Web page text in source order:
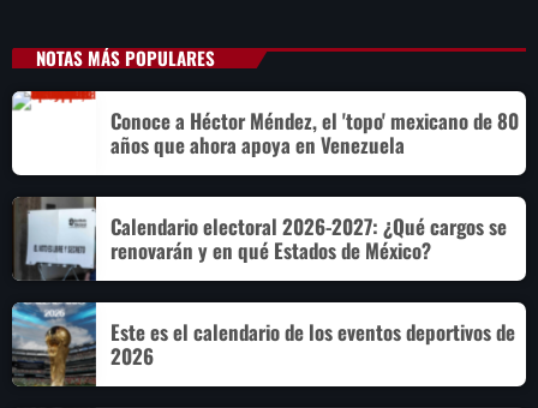
NOTAS MÁS POPULARES
Conoce a Héctor Méndez, el 'topo' mexicano de 80
años que ahora apoya en Venezuela
Calendario electoral 2026-2027: ¿Qué cargos se
renovarán y en qué Estados de México?
Este es el calendario de los eventos deportivos de
2026